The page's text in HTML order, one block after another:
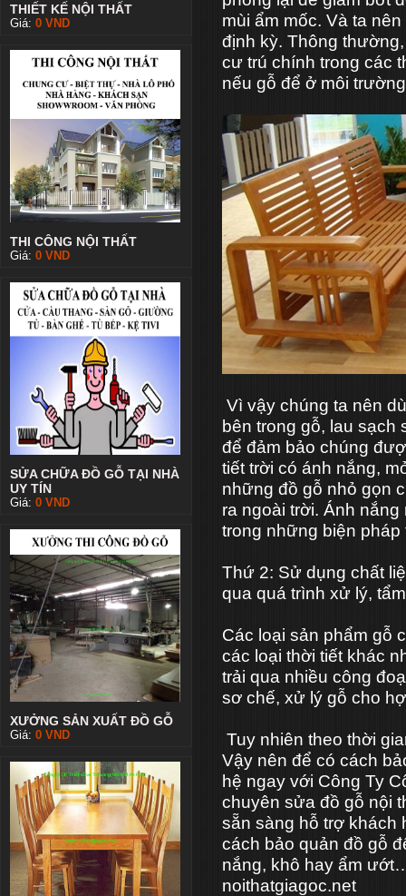
THIẾT KẾ NỘI THẤT
Giá: 0 VND
THI CÔNG NỘI THẤT
Giá: 0 VND
SỬA CHỮA ĐỒ GỖ TẠI NHÀ
UY TÍN
Giá: 0 VND
XƯỞNG SẢN XUẤT ĐỒ GỖ
Giá: 0 VND
mùi ẩm mốc. Và ta
định kỳ. Thông
cư trú chính trong các
nếu gỗ để ở môi
Vì vậy chúng ta nên
bên trong gỗ, lau sạch
để đảm bảo chúng
tiết trời có ánh nắng,
những đồ gỗ nhỏ gọn
ra ngoài trời. Ánh
trong những biện
Thứ 2: Sử dụng chất
qua quá trình xử lý,
Các loại sản phẩm gỗ
các loại thời tiết khác
trải qua nhiều công
sơ chế, xử lý gỗ cho
Tuy nhiên theo thời
Vậy nên để có cách
hệ ngay với Công Ty
chuyên sửa đồ gỗ nội
sẵn sàng hỗ trợ khách
cách bảo quản đồ gỗ
nắng, khô hay ẩm
noithatgiagoc.net